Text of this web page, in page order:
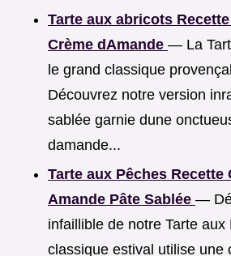
Tarte aux abricots
Crème dAmande — La
le grand classique
Découvrez notre version
sablée garnie dune
damande...
Tarte aux Pêches Recette
Amande Pâte Sablée —
infaillible de notre Tarte aux
classique estival utilise une